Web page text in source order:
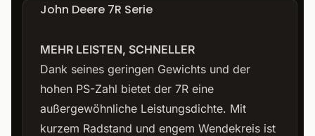
John Deere 7R Serie
MEHR LEISTEN, SCHNELLER
Dank seines geringen Gewichts und der
hohen PS-Zahl bietet der 7R eine
außergewöhnliche Leistungsdichte. Mit
kurzem Radstand und engem Wendekreis ist